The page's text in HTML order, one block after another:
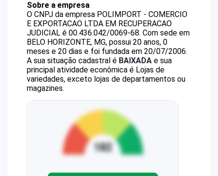
Sobre a empresa
O CNPJ da empresa POLIMPORT - COMERCIO
E EXPORTACAO LTDA EM RECUPERACAO
JUDICIAL é 00.436.042/0069-68. Com sede em
BELO HORIZONTE, MG, possui 20 anos, 0
meses e 20 dias e foi fundada em 20/07/2006.
A sua situação cadastral é BAIXADA e sua
principal atividade econômica é Lojas de
variedades, exceto lojas de departamentos ou
magazines.